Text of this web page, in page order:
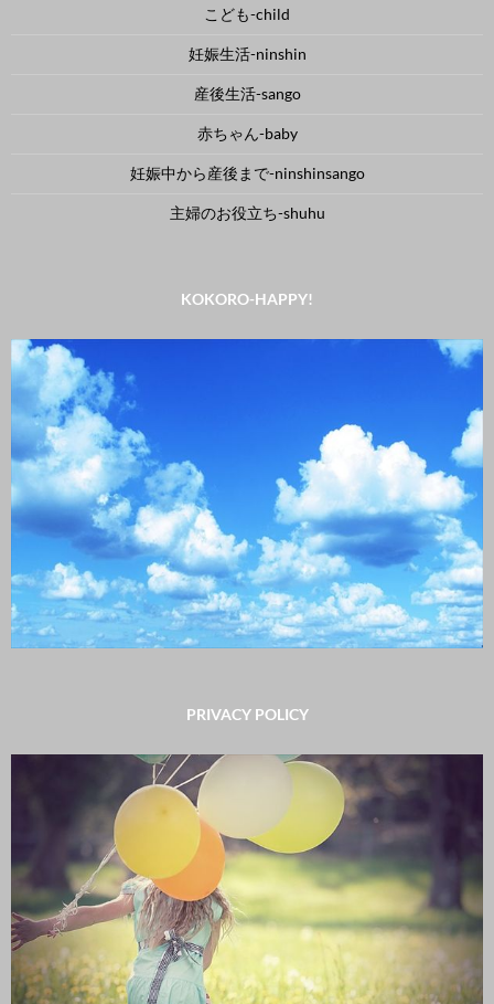
こども-child
妊娠生活-ninshin
産後生活-sango
赤ちゃん-baby
妊娠中から産後まで-ninshinsango
主婦のお役立ち-shuhu
KOKORO-HAPPY!
PRIVACY POLICY